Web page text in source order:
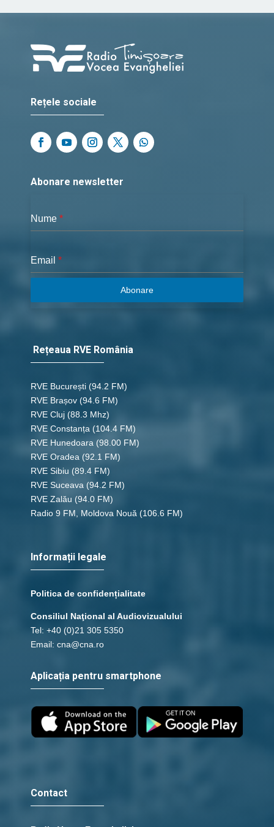
Rețele sociale
Abonare newsletter
Nume *
Email *
Abonare
Rețeaua RVE România
RVE București (94.2 FM)
RVE Brașov (94.6 FM)
RVE Cluj (88.3 Mhz)
RVE Constanța (104.4 FM)
RVE Hunedoara (98.00 FM)
RVE Oradea (92.1 FM)
RVE Sibiu (89.4 FM)
RVE Suceava (94.2 FM)
RVE Zalău (94.0 FM)
Radio 9 FM, Moldova Nouă (106.6 FM)
Informații legale
Politica de confidențialitate
Consiliul Naţional al Audiovizualului
Tel: +40 (0)21 305 5350
Email: cna@cna.ro
Aplicația pentru smartphone
Contact